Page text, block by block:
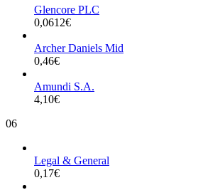
Glencore PLC
0,0612€
Archer Daniels Mid
0,46€
Amundi S.A.
4,10€
06
Legal & General
0,17€